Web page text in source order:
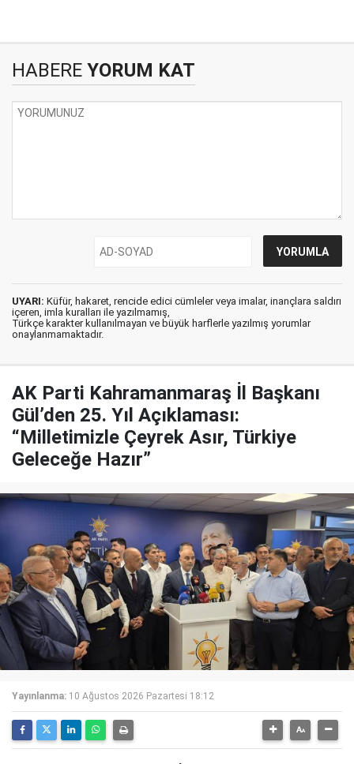
HABERE YORUM KAT
UYARI: Küfür, hakaret, rencide edici cümleler veya imalar, inançlara saldırı
içeren, imla kuralları ile yazılmamış,
Türkçe karakter kullanılmayan ve büyük harflerle yazılmış yorumlar
onaylanmamaktadır.
AK Parti Kahramanmaraş İl Başkanı
Gül’den 25. Yıl Açıklaması:
“Milletimizle Çeyrek Asır, Türkiye
Geleceğe Hazır”
Yayınlanma: 10 Ağustos 2026 Pazartesi 18:12